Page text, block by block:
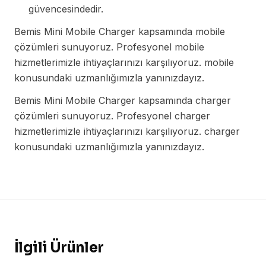
güvencesindedir.
Bemis Mini Mobile Charger kapsamında mobile
çözümleri sunuyoruz. Profesyonel mobile
hizmetlerimizle ihtiyaçlarınızı karşılıyoruz. mobile
konusundaki uzmanlığımızla yanınızdayız.
Bemis Mini Mobile Charger kapsamında charger
çözümleri sunuyoruz. Profesyonel charger
hizmetlerimizle ihtiyaçlarınızı karşılıyoruz. charger
konusundaki uzmanlığımızla yanınızdayız.
İlgili Ürünler